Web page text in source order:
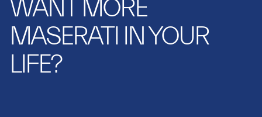
WANT MORE
MASERATI IN YOUR
LIFE?